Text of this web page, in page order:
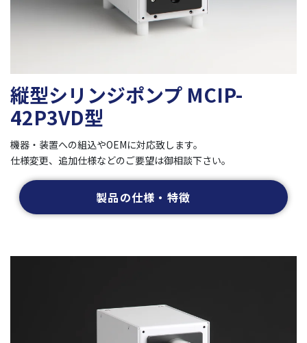
縦型シリンジポンプ MCIP-
42P3VD型
機器・装置への組込やOEMに対応致します。
仕様変更、追加仕様などのご要望は御相談下さい。
製品の仕様・特徴